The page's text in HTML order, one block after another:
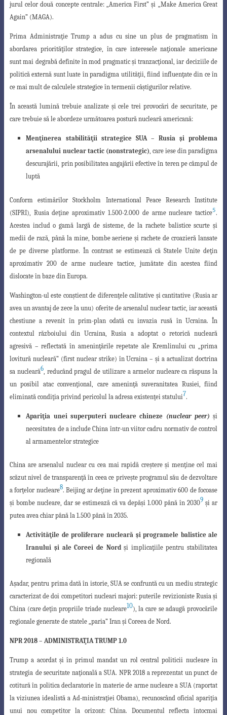
jurul celor două concepte centrale: „America First” şi „Make America Great
Again” (MAGA).
Prima Administraţie Trump a adus cu sine un plus de pragmatism în
abordareapriorităţilor strategice, în care interesele naţionale americane
sunt mai degrabă definite în mod pragmatic şi tranzacţional, iar deciziile de
politică externă sunt luate în paradigma utilităţii, fiind influenţate din ce în
ce mai mult de calculele strategice în termenii câştigurilor relative.
În această lumină trebuie analizate şi cele trei provocări de securitate, pe
care trebuie să le abordeze următoarea postură nucleară americană:
Menţinerea stabilităţii strategice SUA – Rusia şi problema
arsenalului nuclear tactic (nonstrategic), care iese din paradigma
descurajării, prin posibilitatea angajării efective în teren pe câmpul de
luptă
Conform estimărilor Stockholm International Peace Research Institute
(SIPRI), Rusia deţine aproximativ 1.500-2.000 de arme nucleare tactice5.
Acestea includ o gamă largă de sisteme, de la rachete balistice scurte şi
medii de rază, până la mine, bombe aeriene şi rachete de croazieră lansate
de pe diverse platforme. În contrastse estimează că Statele Unite deţin
aproximativ 200 de arme nucleare tactice , jumătate din acestea fiind
dislocate în baze din Europa.
Washington-ul este conştient de diferenţele calitative şi cantitative (Rusia ar
avea un avantaj de zece la unu) oferite de arsenalul nuclear tactic, iar această
chestiunea revenit în prim-plan odată cu invazia rusă în Ucraina. În
contextul războiului din Ucraina, Rusia a adoptat o retorică nucleară
agresivă – reflectată în ameninţărilerepetate ale Kremlinului cu „prima
lovitură nucleară” (first nuclear strike) în Ucraina – şi a actualizat doctrina
sa nucleară6, reducând pragul de utilizare a armelor nucleare ca răspuns la
un posibil atac convenţional, care ameninţă suveranitatea Rusiei, fiind
eliminată condiţia privind pericolul la adresa existenţei statului7.
Apariţia unei superputeri nucleare chineze (nuclear peer)şi
necesitatea de a include China într-un viitor cadru normativ de control
al armamentelor strategice
China are arsenalul nuclear cu cea mai rapidă creştere şi menţine cel mai
scăzutnivel de transparenţă în ceea ce priveşte programul său de dezvoltare
a forţelor nucleare8. Beijing ar deţine în prezent aproximativ 600 de focoase
şi bombe nucleare ,dar se estimează că va depăşi 1.000 până în 20309 şi ar
putea avea chiar până la 1.500până în 2035.
Activităţile de proliferare nucleară şi programele balistice ale
Iranului şi ale Coreei de Nordşi implicaţiile pentru stabilitatea
regională
Aşadar, pentru prima dată în istorie, SUA se confruntă cu un mediu strategic
caracterizat dedoi competitori nucleari majori: puterile revizioniste Rusia şi
China (care deţin propriile triade nucleare10) , la care se adaugă provocările
regionale generatede statele „paria” Iran şi Coreea de Nord.
NPR 2018– ADMINISTRAŢIA TRUMP 1.0
Trump a acordat şi în primul mandat un rol central politicii nucleare în
strategia de securitate naţională a SUA. NPR 2018 a reprezentat un punct de
cotitură în politica declaratorie în materie de arme nucleare a SUA (raportat
la viziunea idealistă a Ad-ministraţiei Obama), recunoscând oficial apariţia
unui nou competitor la orizont: China. Documentul reflecta întocmai